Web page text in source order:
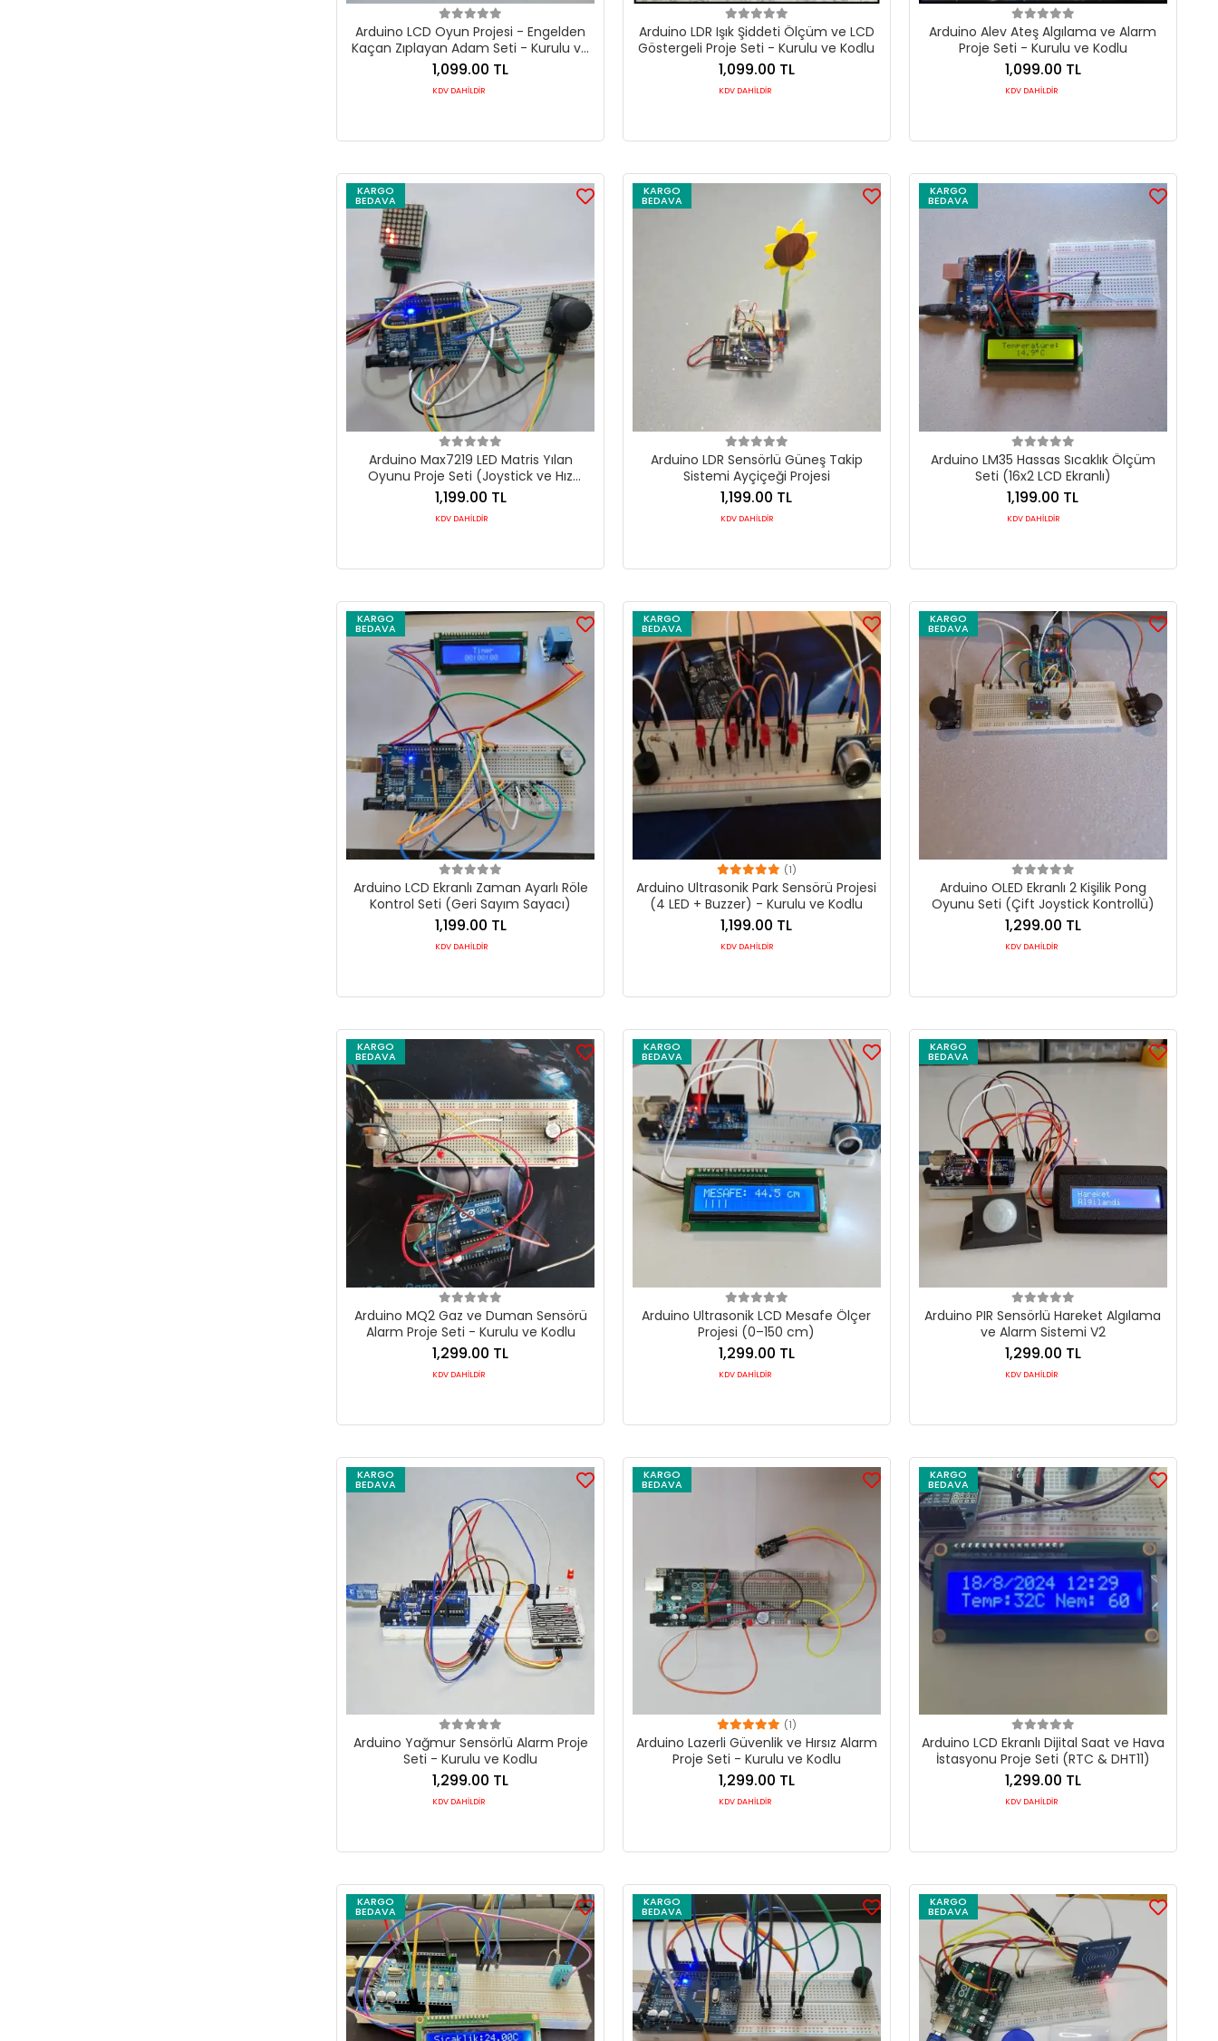
Arduino LCD Oyun Projesi - Engelden
Kaçan Zıplayan Adam Seti - Kurulu ve
Kodlu
1,099.00 TL
KDV DAHİLDİR
Arduino LDR Işık Şiddeti Ölçüm ve LCD
Göstergeli Proje Seti - Kurulu ve Kodlu
1,099.00 TL
KDV DAHİLDİR
Arduino Alev Ateş Algılama ve Alarm
Proje Seti - Kurulu ve Kodlu
1,099.00 TL
KDV DAHİLDİR
KARGO
BEDAVA
Arduino Max7219 LED Matris Yılan
Oyunu Proje Seti (Joystick ve Hız
Kontrollü)
1,199.00 TL
KDV DAHİLDİR
KARGO
BEDAVA
Arduino LDR Sensörlü Güneş Takip
Sistemi Ayçiçeği Projesi
1,199.00 TL
KDV DAHİLDİR
KARGO
BEDAVA
Arduino LM35 Hassas Sıcaklık Ölçüm
Seti (16x2 LCD Ekranlı)
1,199.00 TL
KDV DAHİLDİR
KARGO
BEDAVA
Arduino LCD Ekranlı Zaman Ayarlı Röle
Kontrol Seti (Geri Sayım Sayacı)
1,199.00 TL
KDV DAHİLDİR
KARGO
BEDAVA
(1)
Arduino Ultrasonik Park Sensörü Projesi
(4 LED + Buzzer) - Kurulu ve Kodlu
1,199.00 TL
KDV DAHİLDİR
KARGO
BEDAVA
Arduino OLED Ekranlı 2 Kişilik Pong
Oyunu Seti (Çift Joystick Kontrollü)
1,299.00 TL
KDV DAHİLDİR
KARGO
BEDAVA
Arduino MQ2 Gaz ve Duman Sensörü
Alarm Proje Seti - Kurulu ve Kodlu
1,299.00 TL
KDV DAHİLDİR
KARGO
BEDAVA
Arduino Ultrasonik LCD Mesafe Ölçer
Projesi (0–150 cm)
1,299.00 TL
KDV DAHİLDİR
KARGO
BEDAVA
Arduino PIR Sensörlü Hareket Algılama
ve Alarm Sistemi V2
1,299.00 TL
KDV DAHİLDİR
KARGO
BEDAVA
Arduino Yağmur Sensörlü Alarm Proje
Seti - Kurulu ve Kodlu
1,299.00 TL
KDV DAHİLDİR
KARGO
BEDAVA
(1)
Arduino Lazerli Güvenlik ve Hırsız Alarm
Proje Seti - Kurulu ve Kodlu
1,299.00 TL
KDV DAHİLDİR
KARGO
BEDAVA
Arduino LCD Ekranlı Dijital Saat ve Hava
İstasyonu Proje Seti (RTC & DHT11)
1,299.00 TL
KDV DAHİLDİR
KARGO
BEDAVA
KARGO
BEDAVA
KARGO
BEDAVA